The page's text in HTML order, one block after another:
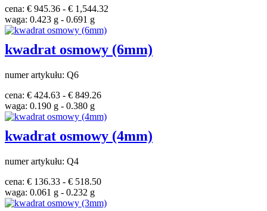
cena: € 945.36 - € 1,544.32
waga: 0.423 g - 0.691 g
kwadrat osmowy (6mm)
numer artykułu: Q6
cena: € 424.63 - € 849.26
waga: 0.190 g - 0.380 g
kwadrat osmowy (4mm)
numer artykułu: Q4
cena: € 136.33 - € 518.50
waga: 0.061 g - 0.232 g